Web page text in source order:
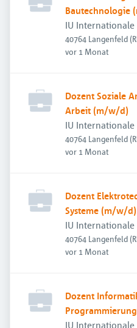
Bautechnologie
IU Internationale
40764 Langenfeld
Veröffentlicht
vor 1 Monat
Dozent Soziale
Arbeit (m/w/d)
IU Internationale
40764 Langenfeld
Veröffentlicht
vor 1 Monat
Dozent
Systeme (m/w/d)
IU Internationale
40764 Langenfeld
Veröffentlicht
vor 1 Monat
Dozent
IU Internationale